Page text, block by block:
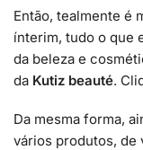
Então, tealmente é
ínterim, tudo o que
da beleza e
da Kutiz beauté.
Da mesma forma,
vários produtos, de